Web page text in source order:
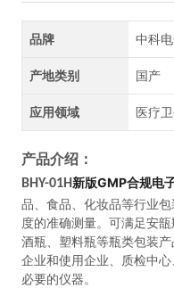
品牌 中科
产地类别 国产
应用领域 医疗
产品介绍：
BHY-01H新版GMP合规电
品、食品、化妆品等行业
度的准确测量。可满足安
酒瓶、塑料瓶等瓶类包装
企业和使用企业、质检中
必要的仪器。